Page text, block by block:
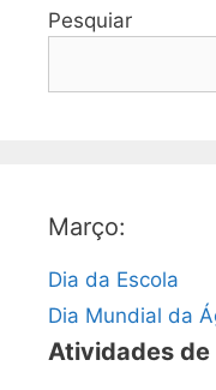
Pesquiar
Março:
Dia da Escola
Dia Mundial da
Atividades de